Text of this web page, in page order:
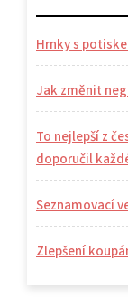
Hrnky s
Jak změnit
To nejlepší z
doporučil
Seznamovací
Zlepšení